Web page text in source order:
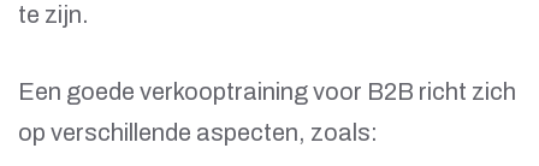
te zijn.
Een goede verkooptraining voor B2B richt zich
op verschillende aspecten, zoals: